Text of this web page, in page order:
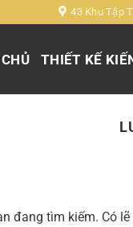
43 Khu Tập
THIẾT KẾ
đang tìm kiếm. Có